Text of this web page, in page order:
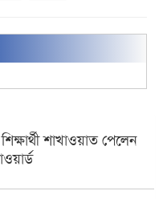
শাখাওয়াত পেলেন